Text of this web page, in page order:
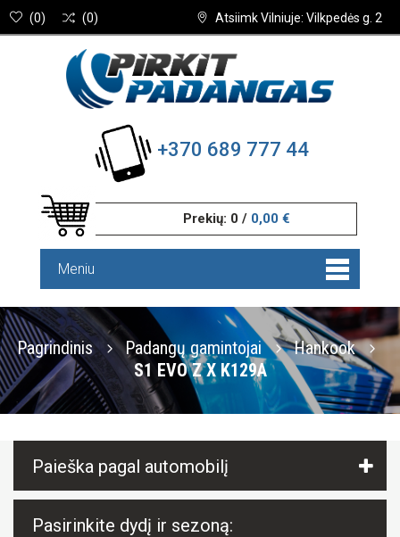
Atsiimk Vilniuje: Vilkpedės g. 2
(0) (0)
+370 689 777 44
Prekių: 0 / 0,00 €
Meniu
Pagrindinis Padangų gamintojai
Hankook
S1 EVO Z X K129A
Paieška pagal automobilį
Pasirinkite dydį ir sezoną: